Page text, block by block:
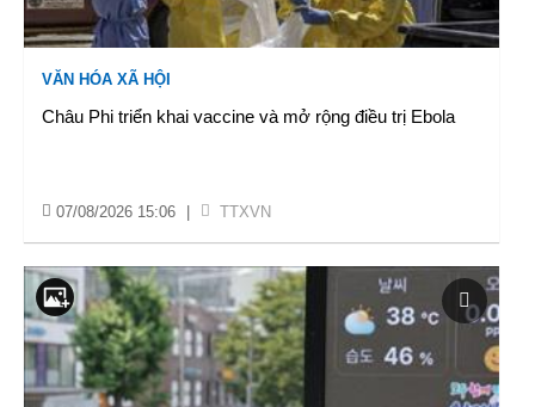
VĂN HÓA XÃ HỘI
Châu Phi triển khai vaccine và mở rộng điều trị Ebola
07/08/2026 15:06 TTXVN